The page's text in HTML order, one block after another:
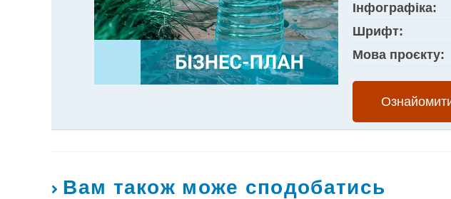
Інфографіка:
Шрифт:
Мова проєкту:
Вам також може сподобатись